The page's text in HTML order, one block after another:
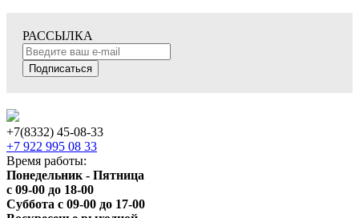
РАССЫЛКА
Подписаться
+7(8332) 45-08-33
+7 922 995 08 33
Время работы:
Понедельник - Пятница
с 09-00 до 18-00
Суббота с 09-00 до 17-00